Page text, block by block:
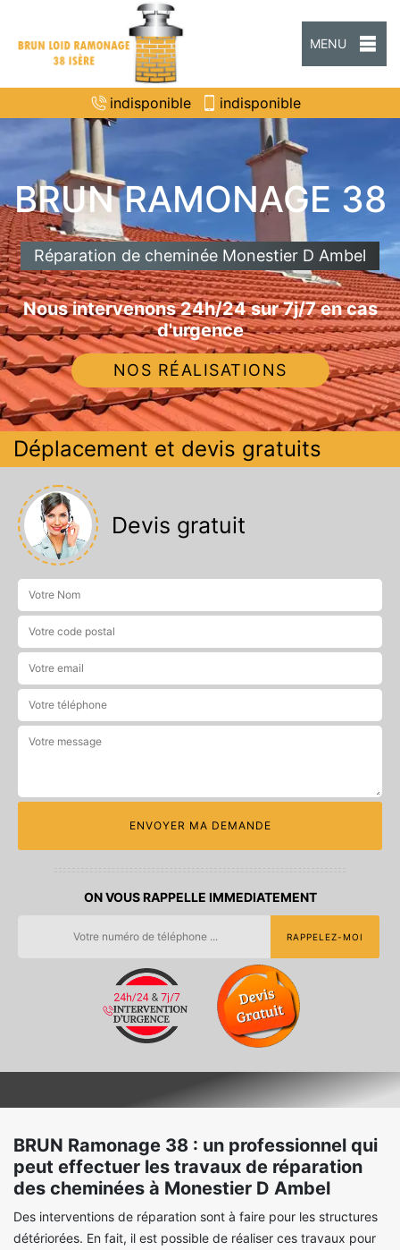
MENU
indisponible indisponible
BRUN RAMONAGE 38
Réparation de cheminée Monestier D Ambel
Nous intervenons 24h/24 sur 7j/7 en cas
d'urgence
NOS RÉALISATIONS
Déplacement et devis gratuits
Devis gratuit
ON VOUS RAPPELLE IMMEDIATEMENT
BRUN Ramonage 38 : un professionnel qui
peut effectuer les travaux de réparation
des cheminées à Monestier D Ambel
Des interventions de réparation sont à faire pour les structures
détériorées. En fait, il est possible de réaliser ces travaux pour